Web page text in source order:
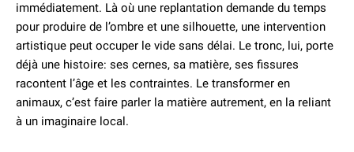
immédiatement. Là où une replantation demande du temps
pour produire de l’ombre et une silhouette, une intervention
artistique peut occuper le vide sans délai. Le tronc, lui, porte
déjà une histoire: ses cernes, sa matière, ses fissures
racontent l’âge et les contraintes. Le transformer en
animaux, c’est faire parler la matière autrement, en la reliant
à un imaginaire local.